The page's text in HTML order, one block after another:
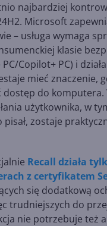
najbardziej
Microsoft
– usługa wymaga
klasie
Copilot+ PC) i
mieć znaczenie,
dostęp do komputera.
użytkownika, w
pisał, zostaje
Recall działa
z certyfikatem
się dodatkową
trudniejszych do
nie potrzebuje też